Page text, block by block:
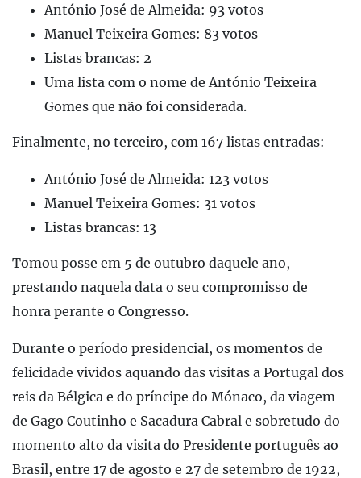
António José de Almeida: 93 votos
Manuel Teixeira Gomes: 83 votos
Listas brancas: 2
Uma lista com o nome de António Teixeira
Gomes que não foi considerada.
Finalmente, no terceiro, com 167 listas entradas:
António José de Almeida: 123 votos
Manuel Teixeira Gomes: 31 votos
Listas brancas: 13
Tomou posse em 5 de outubro daquele ano,
prestando naquela data o seu compromisso de
honra perante o Congresso.
Durante o período presidencial, os momentos de
felicidade vividos aquando das visitas a Portugal dos
reis da Bélgica e do príncipe do Mónaco, da viagem
de Gago Coutinho e Sacadura Cabral e sobretudo do
momento alto da visita do Presidente português ao
Brasil, entre 17 de agosto e 27 de setembro de 1922,